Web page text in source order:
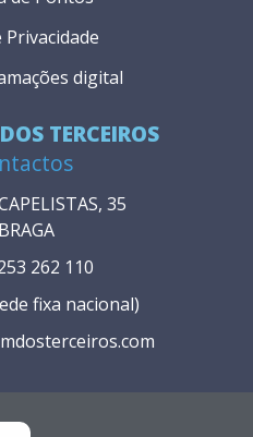
TERCEIROS
35
262 110
fixa nacional)
Privacidade
digital